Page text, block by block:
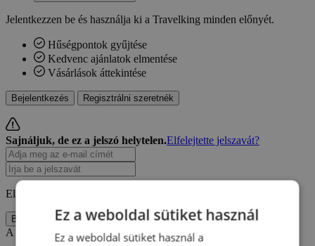
Jelentkezzen be és használja ki a Travelking minden előnyét.
Hűségpontok gyűjtése
Kedvenc ajánlatok elmentése
Vásárlások áttekintése
Bejelentkezés Regisztrálni szeretnék
Sajnáljuk, de ez a jelszó helytelen.Elfelejtette jelszavát?
Elfelejtette jelszavát?
Bejelentkezés
A közösségi oldalán keresztül is bejelentkezhet:
Ez a weboldal sütiket használ
Ez a weboldal sütiket használ a